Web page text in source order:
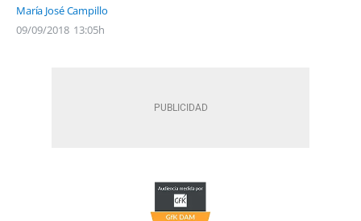
María José Campillo
09/09/2018 13:05h